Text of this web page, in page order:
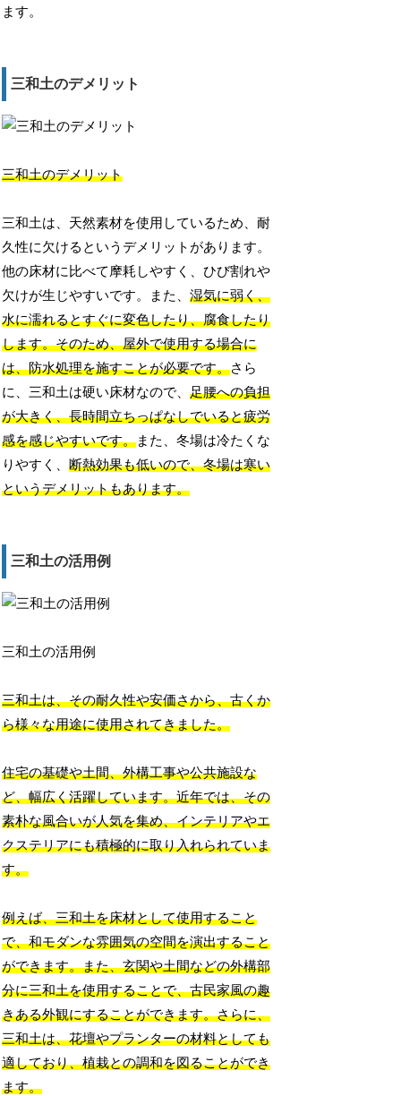
ます。
三和土のデメリット
三和土のデメリット
三和土は、天然素材を使用しているため、耐
久性に欠けるというデメリットがあります。
他の床材に比べて摩耗しやすく、ひび割れや
欠けが生じやすいです。また、湿気に弱く、
水に濡れるとすぐに変色したり、腐食したり
します。そのため、屋外で使用する場合に
は、防水処理を施すことが必要です。さら
に、三和土は硬い床材なので、足腰への負担
が大きく、長時間立ちっぱなしでいると疲労
感を感じやすいです。また、冬場は冷たくな
りやすく、断熱効果も低いので、冬場は寒い
というデメリットもあります。
三和土の活用例
三和土の活用例
三和土は、その耐久性や安価さから、古くか
ら様々な用途に使用されてきました。
住宅の基礎や土間、外構工事や公共施設な
ど、幅広く活躍しています。近年では、その
素朴な風合いが人気を集め、インテリアやエ
クステリアにも積極的に取り入れられていま
す。
例えば、三和土を床材として使用すること
で、和モダンな雰囲気の空間を演出すること
ができます。また、玄関や土間などの外構部
分に三和土を使用することで、古民家風の趣
きある外観にすることができます。さらに、
三和土は、花壇やプランターの材料としても
適しており、植栽との調和を図ることができ
ます。